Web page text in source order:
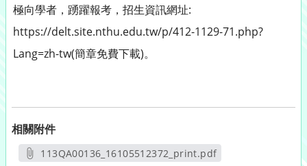
極向學者，踴躍報考，招生資訊網址:
https://delt.site.nthu.edu.tw/p/412-1129-71.php?
Lang=zh-tw(簡章免費下載)。
相關附件
113QA00136_16105512372_print.pdf